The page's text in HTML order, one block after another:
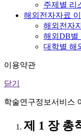
주제별 리
해외전자자료
해외전자
해외DB별
대학별 해
이용약관
닫기
학술연구정보서비스
제 1 장 총